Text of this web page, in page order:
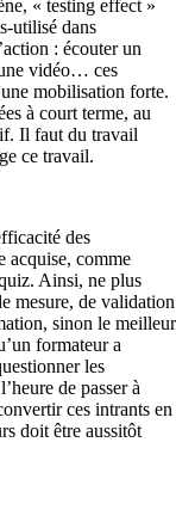
« testing effect »
utilisé dans
: écouter un
vidéo… ces
une mobilisation forte.
à court terme, au
Il faut du travail
ce travail.
des
acquise, comme
Ainsi, ne plus
mesure, de validation
sinon le meilleur
formateur a
les
de passer à
ces intrants en
doit être aussitôt